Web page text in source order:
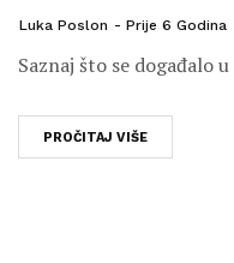
Luka Poslon Prije 6 Godina
Saznaj što se događalo
PROČITAJ VIŠE